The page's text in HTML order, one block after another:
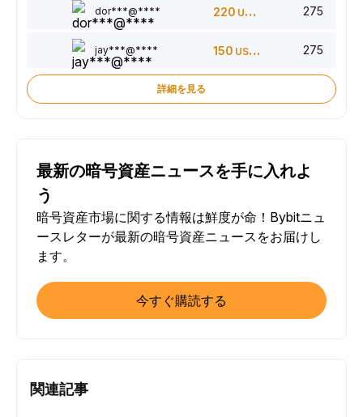
dor***@**** 220 USDT 275
jay***@**** 150 USDT 275
詳細を見る
最新の暗号資産ニュースを手に入れよ
う
暗号資産市場に関する情報は鮮度が命！Bybitニュ
ースレターが最新の暗号資産ニュースをお届けし
ます。
今すぐ購読する
関連記事